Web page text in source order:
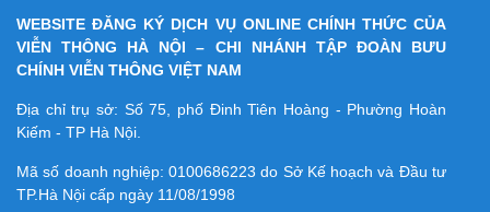
WEBSITE ĐĂNG KÝ DỊCH VỤ ONLINE CHÍNH THỨC CỦA
VIỄN THÔNG HÀ NỘI – CHI NHÁNH TẬP ĐOÀN BƯU
CHÍNH VIỄN THÔNG VIỆT NAM
Địa chỉ trụ sở: Số 75, phố Đinh Tiên Hoàng - Phường Hoàn
Kiếm - TP Hà Nội.
Mã số doanh nghiệp:0100686223 do Sở Kế hoạch và Đầu tư
TP.Hà Nội cấp ngày 11/08/1998